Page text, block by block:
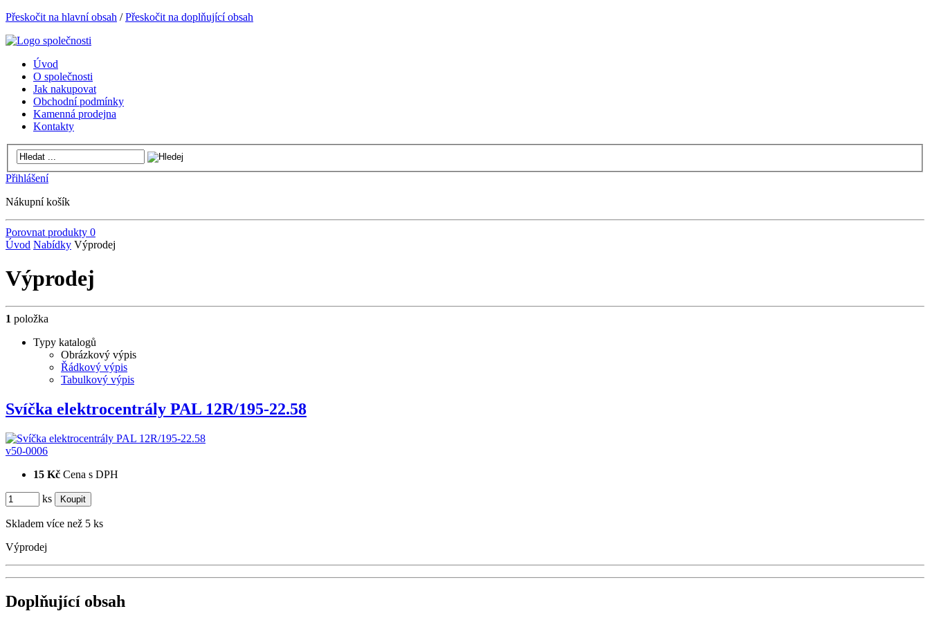
Přeskočit na hlavní obsah /Přeskočit na doplňující obsah
Úvod
O společnosti
Jak nakupovat
Obchodní podmínky
Kamenná prodejna
Kontakty
Přihlášení
Nákupní košík
Porovnat produkty 0
Úvod Nabídky Výprodej
Výprodej
1 položka
Typy katalogů
Obrázkový výpis
Řádkový výpis
Tabulkový výpis
Svíčka elektrocentrály PAL 12R/195-22.58
v50-0006
15 Kč Cena s DPH
ks
Skladem více než 5 ks
Výprodej
Doplňující obsah